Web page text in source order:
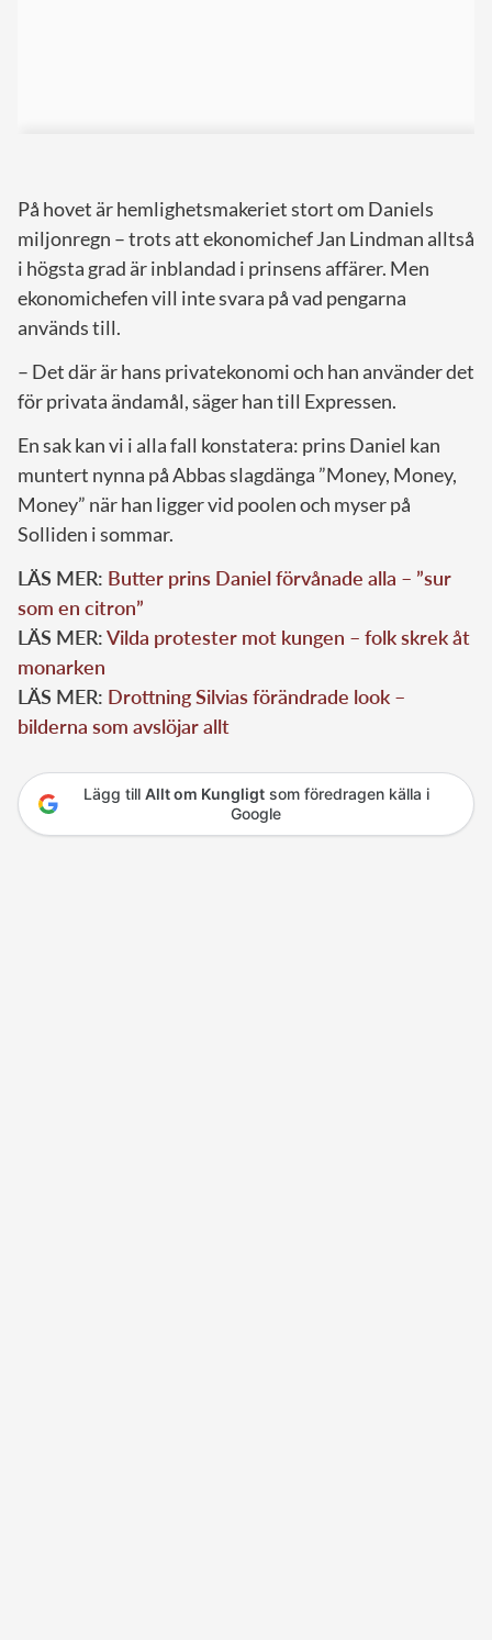
På hovet är hemlighetsmakeriet stort om Daniels
miljonregn – trots att ekonomichef Jan Lindman alltså
i högsta grad är inblandad i prinsens affärer. Men
ekonomichefen vill inte svara på vad pengarna
används till.
– Det där är hans privatekonomi och han använder det
för privata ändamål, säger han till Expressen.
En sak kan vi i alla fall konstatera: prins Daniel kan
muntert nynna på Abbas slagdänga ”Money, Money,
Money” när han ligger vid poolen och myser på
Solliden i sommar.
LÄS MER: Butter prins Daniel förvånade alla – ”sur
som en citron”
LÄS MER:Vilda protester mot kungen – folk skrek åt
monarken
LÄS MER: Drottning Silvias förändrade look –
bilderna som avslöjar allt
Lägg till Allt om Kungligtsom föredragen källa i
Google